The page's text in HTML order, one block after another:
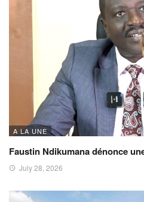
A LA UNE
Faustin Ndikumana dénonce
July 28, 2026